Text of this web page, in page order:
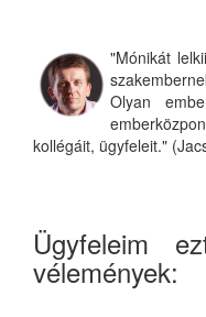
"Mónikát
Olyan
kollégáit, ügyfeleit."
Ügyfeleim
vélemények: